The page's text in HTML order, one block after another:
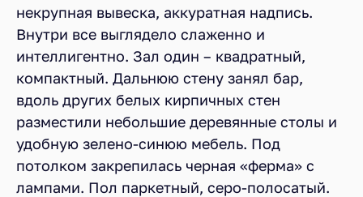
некрупная вывеска, аккуратная надпись.
Внутри все выглядело слаженно и
интеллигентно. Зал один – квадратный,
компактный. Дальнюю стену занял бар,
вдоль других белых кирпичных стен
разместили небольшие деревянные столы и
удобную зелено-синюю мебель. Под
потолком закрепилась черная «ферма» с
лампами. Пол паркетный, серо-полосатый.